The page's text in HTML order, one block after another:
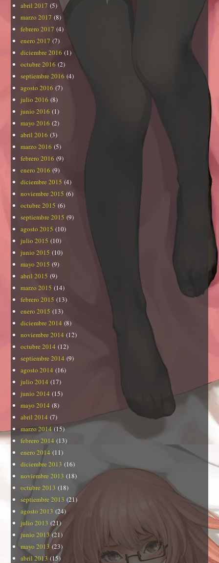
abril 2017 (5)
marzo 2017 (8)
febrero 2017 (4)
enero 2017 (7)
diciembre 2016 (1)
octubre 2016 (2)
septiembre 2016 (4)
agosto 2016 (7)
julio 2016 (8)
junio 2016 (1)
mayo 2016 (2)
abril 2016 (3)
marzo 2016 (5)
febrero 2016 (9)
enero 2016 (9)
diciembre 2015 (4)
noviembre 2015 (6)
octubre 2015 (6)
septiembre 2015 (9)
agosto 2015 (10)
julio 2015 (10)
junio 2015 (10)
mayo 2015 (9)
abril 2015 (9)
marzo 2015 (14)
febrero 2015 (13)
enero 2015 (13)
diciembre 2014 (8)
noviembre 2014 (12)
octubre 2014 (12)
septiembre 2014 (9)
agosto 2014 (16)
julio 2014 (17)
junio 2014 (15)
mayo 2014 (8)
abril 2014 (7)
marzo 2014 (15)
febrero 2014 (13)
enero 2014 (11)
diciembre 2013 (16)
noviembre 2013 (18)
octubre 2013 (18)
septiembre 2013 (21)
agosto 2013 (24)
julio 2013 (21)
junio 2013(21)
mayo 2013(23)
abril 2013 (15)